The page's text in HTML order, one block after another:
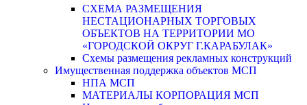
СХЕМА РАЗМЕЩЕНИЯ
НЕСТАЦИОНАРНЫХ ТОРГОВЫХ
ОБЪЕКТОВ НА ТЕРРИТОРИИ МО
«ГОРОДСКОЙ ОКРУГ Г.КАРАБУЛАК»
Схемы размещения рекламных конструкций
Имущественная поддержка объектов МСП
НПА МСП
МАТЕРИАЛЫ КОРПОРАЦИЯ МСП